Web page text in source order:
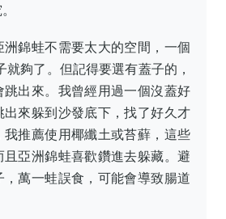
錦蛙不需要太大的空間，一個
就夠了。但記得要選有蓋子的，
跳出來。我曾經用過一個沒蓋好
出來躲到沙發底下，找了好久才
推薦使用椰纖土或苔蘚，這些
亞洲錦蛙喜歡鑽進去躲藏。避
萬一蛙誤食，可能會導致腸道